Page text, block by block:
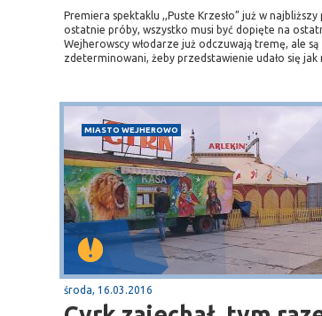
Premiera spektaklu ,,Puste Krzesło” już w
ostatnie próby, wszystko musi być dopięte na
Wejherowscy włodarze już odczuwają tremę, ale są
zdeterminowani, żeby przedstawienie udało się jak
MIASTO WEJHEROWO
środa, 16.03.2016